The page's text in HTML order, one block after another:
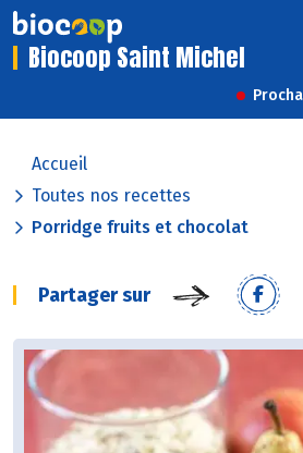
Biocoop Saint Michel
Accueil
Toutes nos recettes
Porridge fruits et chocolat
Partager sur